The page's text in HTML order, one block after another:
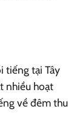
tiếng tại Tây
nhiều hoạt
về đêm thu